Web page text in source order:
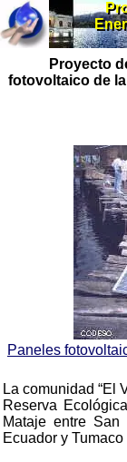
Proyecto
fotovoltaico de
Paneles
La comunidad “El
Reserva
Mataje entre
Ecuador y